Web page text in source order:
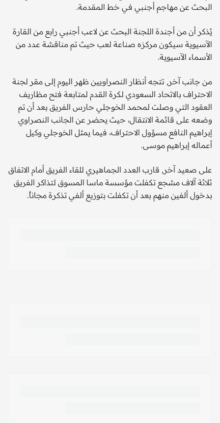
البحث عن مهاجم أجنبي في خط المقدمة.
يُذكر أن من أجندة اللجنة البحث عن لاعب أجنبي رابع من القارة
الآسيوية سيكون مركزه صناعة لعب حيث تم مناقشة عدد من
الأسماء الآسيوية.
من جانب آخر, تتجه أنظار النصراويين ظهر اليوم إلى مقر لجنة
الاحتراف بالاتحاد السعودي لكرة القدم لمتابعة فتح مظاريف
العقود التي وصلت لمحمد الخوجلي حارس الفريق بعد أن تم
وضعه على قائمة الانتقال، حيث يحضر عن الجانب النصراوي
إبراهيم النافع مسؤول الاحتراف، فيما يمثل الخوجلي وكيل
أعماله إبراهيم موسى.
على صعيد آخر, قارب العدد الجماهيري للقاء الفريق أمام الاتفاق
ثلاثة آلاف مشجع تكفلت مؤسسة ماسا المسوق لتذاكر الفريق
بدخول ألفين منهم بعد أن تكفلت بتوزيع ألفي تذكرة مجاناً.